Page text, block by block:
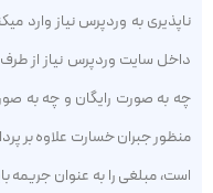
ناپذیری به وردپرس نیاز وارد
داخل سایت وردپرس نیاز از
چه به صورت رایگان و چه به
منظور جبران خسارت علاوه بر
است، مبلغی را به عنوان جریمه